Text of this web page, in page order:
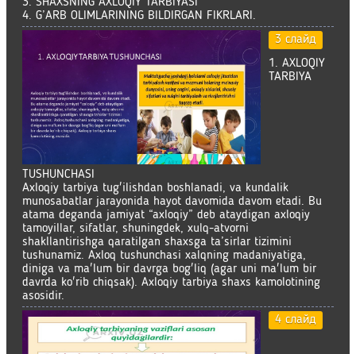
3. SHAXSNING AXLOQIY TARBIYASI
4. G’ARB OLIMLARINING BILDIRGAN FIKRLARI.
3 слайд
1. AXLOQIY
TARBIYA
TUSHUNCHASI
Axloqiy tarbiya tug'ilishdan boshlanadi, va kundalik
munosabatlar jarayonida hayot davomida davom etadi. Bu
atama deganda jamiyat “axloqiy” deb ataydigan axloqiy
tamoyillar, sifatlar, shuningdek, xulq-atvorni
shakllantirishga qaratilgan shaxsga ta’sirlar tizimini
tushunamiz. Axloq tushunchasi xalqning madaniyatiga,
diniga va ma'lum bir davrga bog'liq (agar uni ma'lum bir
davrda ko'rib chiqsak). Axloqiy tarbiya shaxs kamolotining
asosidir.
4 слайд